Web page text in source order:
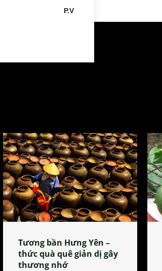
P.V
Tương bần Hưng Yên –
thức quà quê giản dị gây
thương nhớ